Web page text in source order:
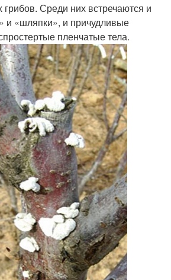
грибов. Среди них встречаются и
и «шляпки», и причудливые
пленчатые тела.